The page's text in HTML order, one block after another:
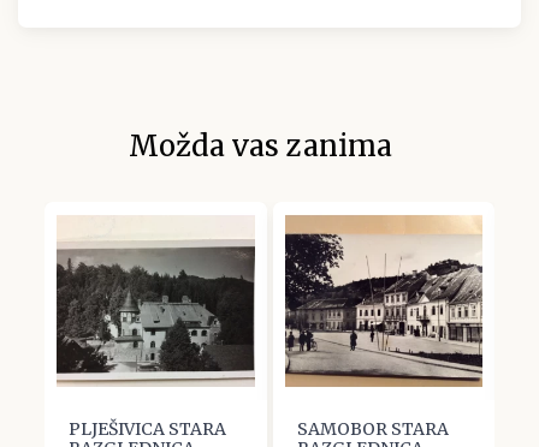
Možda vas zanima
PLJEŠIVICA STARA
SAMOBOR STARA